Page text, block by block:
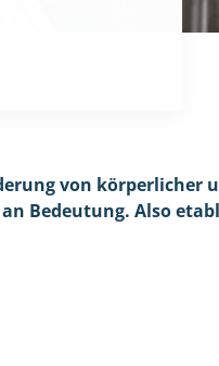
von körperlicher
Bedeutung. Also